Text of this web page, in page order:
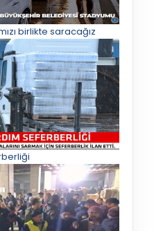
birlikte saracağız